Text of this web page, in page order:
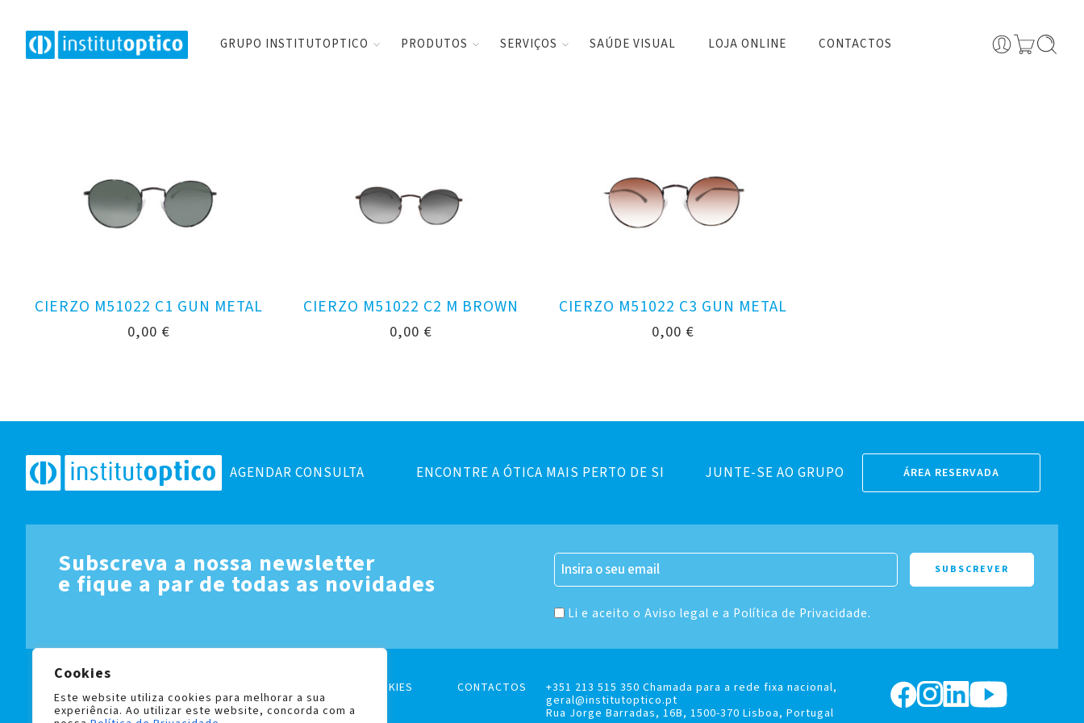
Cookies
Este website utiliza cookies para melhorar a sua
experiência. Ao utilizar este website, concorda com a
GRUPO INSTITUTOPTICO PRODUTOS SERVIÇOS SAÚDE VISUAL LOJA ONLINE CONTACTOS
CIERZO M51022 C1 GUN METAL
0,00 €
CIERZO M51022 C2 M BROWN
0,00 €
CIERZO M51022 C3 GUN METAL
0,00 €
AGENDAR CONSULTA ENCONTRE A ÓTICA MAIS PERTO DE SI JUNTE-SE AO GRUPO ÁREA RESERVADA
Subscreva a nossa newsletter
e fique a par de todas as novidades
Li e aceito o Aviso legal e a Política de Privacidade.
POLÍTICA DE PRIVACIDADE E COOKIES CONTACTOS
+351 213 515 350 Chamada para a rede fixa nacional,
geral@institutoptico.pt
Rua Jorge Barradas, 16B, 1500-370 Lisboa, Portugal